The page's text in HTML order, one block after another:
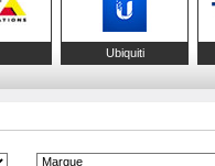
Ubiquiti